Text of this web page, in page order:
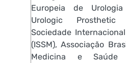
Europeia de
Urologic Prosthetic
Sociedade
(ISSM), Associação
Medicina e Saúde